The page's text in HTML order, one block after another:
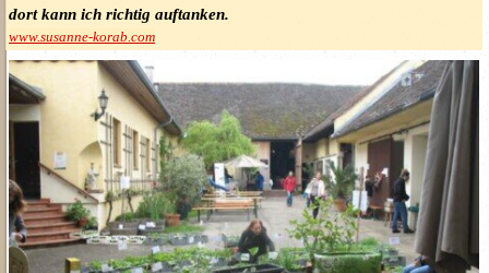
dort kann ich richtig auftanken.
www.susanne-korab.com